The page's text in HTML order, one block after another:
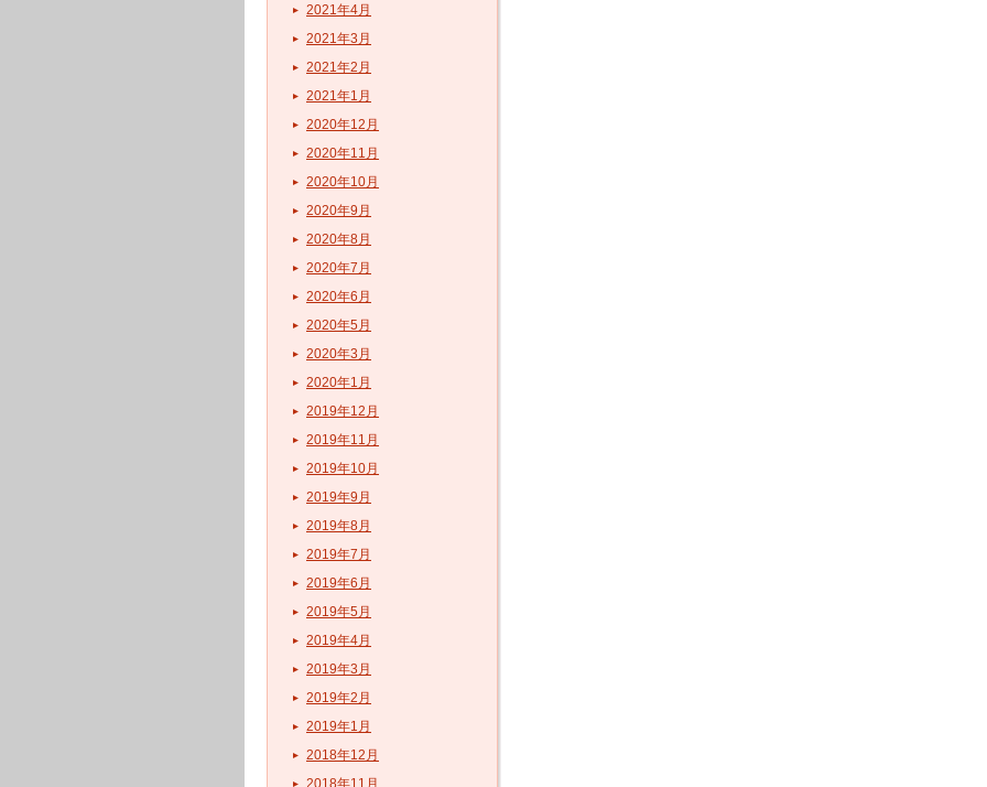
2021年4月
2021年3月
2021年2月
2021年1月
2020年12月
2020年11月
2020年10月
2020年9月
2020年8月
2020年7月
2020年6月
2020年5月
2020年3月
2020年1月
2019年12月
2019年11月
2019年10月
2019年9月
2019年8月
2019年7月
2019年6月
2019年5月
2019年4月
2019年3月
2019年2月
2019年1月
2018年12月
2018年11月